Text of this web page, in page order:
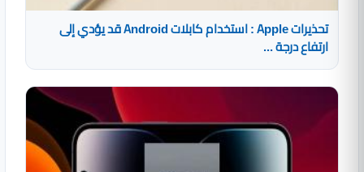
تحذيرات Apple : استخدام كابلات Android قد يؤدي إلى
ارتفاع درجة ...